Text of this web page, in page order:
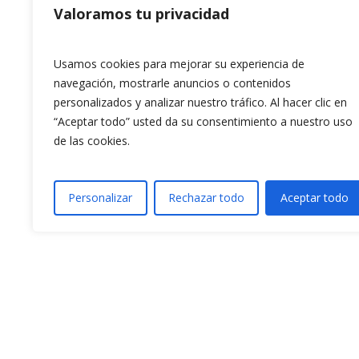
Valoramos tu privacidad
Usamos cookies para mejorar su experiencia de
navegación, mostrarle anuncios o contenidos
personalizados y analizar nuestro tráfico. Al hacer clic en
“Aceptar todo” usted da su consentimiento a nuestro uso
de las cookies.
Personalizar Rechazar todo Aceptar todo